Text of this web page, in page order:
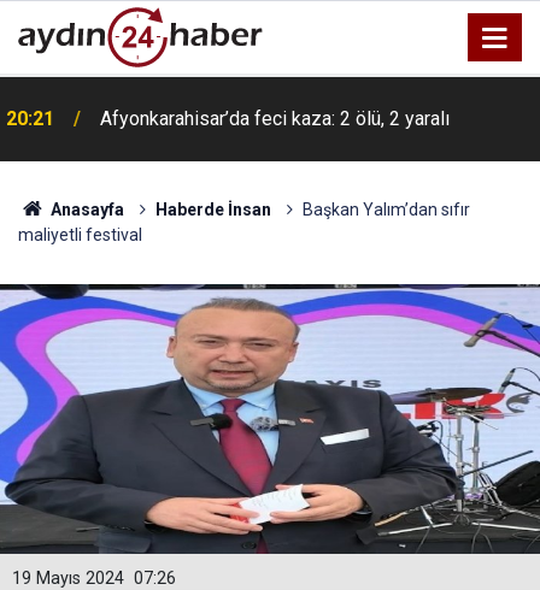
20:21 Afyonkarahisar’da feci kaza: 2 ölü, 2 yaralı
Anasayfa Haberde İnsan
Başkan Yalım’dan sıfır
maliyetli festival
07:26
19 Mayıs 2024